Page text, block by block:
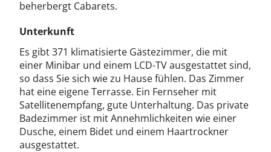
beherbergt Cabarets.
Unterkunft
Es gibt 371 klimatisierte Gästezimmer, die mit
einer Minibar und einem LCD-TV ausgestattet sind,
so dass Sie sich wie zu Hause fühlen. Das Zimmer
hat eine eigene Terrasse. Ein Fernseher mit
Satellitenempfang, gute Unterhaltung. Das private
Badezimmer ist mit Annehmlichkeiten wie einer
Dusche, einem Bidet und einem Haartrockner
ausgestattet.